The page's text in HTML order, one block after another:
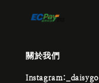
關於我們
Instagram:_daisygo